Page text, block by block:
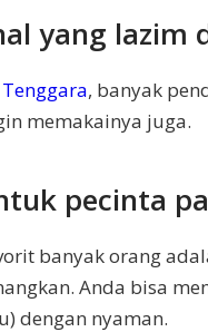
yang lazim
, banyak
memakainya juga.
pecinta
banyak orang
Anda bisa
dengan nyaman.